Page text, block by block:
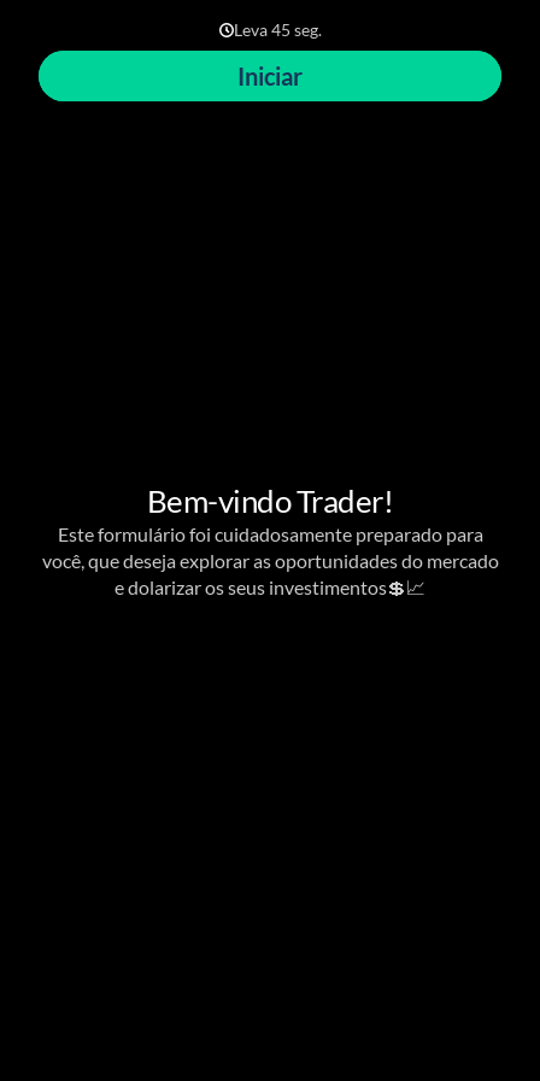
Bem-vindo Trader!
Este formulário foi cuidadosamente preparado para
você, que deseja explorar as oportunidades do mercado
e dolarizar os seus investimentos💲📈
Leva 45 seg.
Iniciar